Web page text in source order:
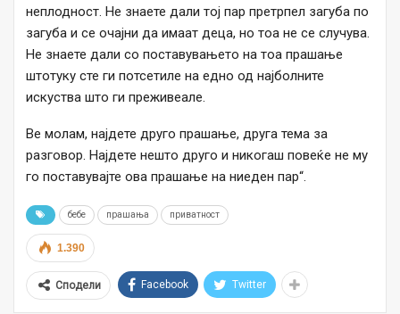
неплодност. Не знаете дали тој пар претрпел загуба по
загуба и се очајни да имаат деца, но тоа не се случува.
Не знаете дали со поставувањето на тоа прашање
штотуку сте ги потсетиле на едно од најболните
искуства што ги преживеале.
Ве молам, најдете друго прашање, друга тема за
разговор. Најдете нешто друго и никогаш повеќе не му
го поставувајте ова прашање на ниеден пар“.
бебе прашања приватност
1.390
Сподели Facebook Twitter